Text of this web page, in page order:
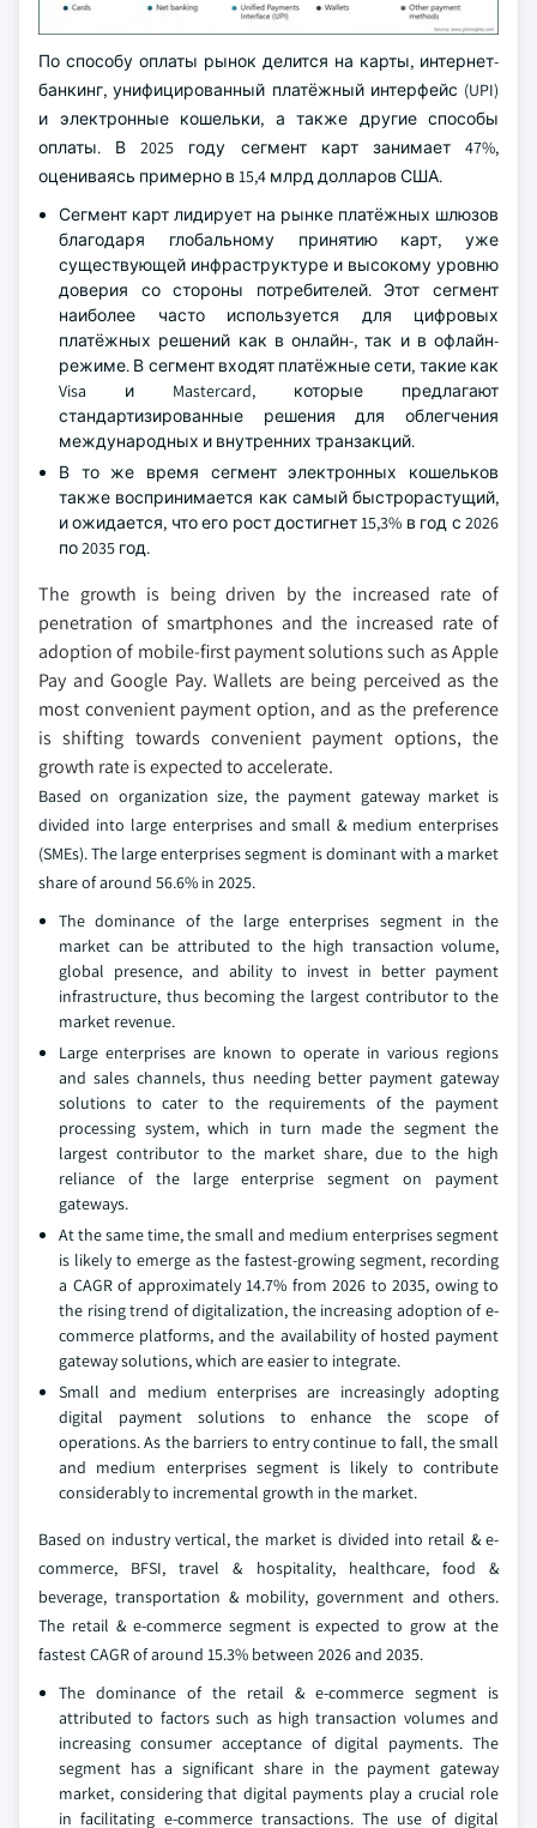
По способу оплаты рынок делится на карты, интернет-
банкинг, унифицированный платёжный интерфейс (UPI)
и электронные кошельки, а также другие способы
оплаты. В 2025 году сегмент карт занимает 47%,
оцениваясь примерно в 15,4 млрд долларов США.
Сегмент карт лидирует на рынке платёжных шлюзов
благодаря глобальному принятию карт, уже
существующей инфраструктуре и высокому уровню
доверия со стороны потребителей. Этот сегмент
наиболее часто используется для цифровых
платёжных решений как в онлайн-, так и в офлайн-
режиме. В сегмент входят платёжные сети, такие как
Visa и Mastercard, которые предлагают
стандартизированные решения для облегчения
международных и внутренних транзакций.
В то же время сегмент электронных кошельков
также воспринимается как самый быстрорастущий,
и ожидается, что его рост достигнет 15,3% в год с 2026
по 2035 год.
The growth is being driven by the increased rate of
penetration of smartphones and the increased rate of
adoption of mobile-first payment solutions such as Apple
Pay and Google Pay. Wallets are being perceived as the
most convenient payment option, and as the preference
is shifting towards convenient payment options, the
growth rate is expected to accelerate.
Based on organization size, the payment gateway market is
divided into large enterprises and small & medium enterprises
(SMEs). The large enterprises segment is dominant with a market
share of around 56.6% in 2025.
The dominance of the large enterprises segment in the
market can be attributed to the high transaction volume,
global presence, and ability to invest in better payment
infrastructure, thus becoming the largest contributor to the
market revenue.
Large enterprises are known to operate in various regions
and sales channels, thus needing better payment gateway
solutions to cater to the requirements of the payment
processing system, which in turn made the segment the
largest contributor to the market share, due to the high
reliance of the large enterprise segment on payment
gateways.
At the same time, the small and medium enterprises segment
is likely to emerge as the fastest-growing segment, recording
a CAGR of approximately 14.7% from 2026 to 2035, owing to
the rising trend of digitalization, the increasing adoption of e-
commerce platforms, and the availability of hosted payment
gateway solutions, which are easier to integrate.
Small and medium enterprises are increasingly adopting
digital payment solutions to enhance the scope of
operations. As the barriers to entry continue to fall, the small
and medium enterprises segment is likely to contribute
considerably to incremental growth in the market.
Based on industry vertical, the market is divided into retail & e-
commerce, BFSI, travel & hospitality, healthcare, food &
beverage, transportation & mobility, government and others.
The retail & e-commerce segment is expected to grow at the
fastest CAGR of around 15.3% between 2026 and 2035.
The dominance of the retail & e-commerce segment is
attributed to factors such as high transaction volumes and
increasing consumer acceptance of digital payments. The
segment has a significant share in the payment gateway
market, considering that digital payments play a crucial role
in facilitating e-commerce transactions. The use of digital